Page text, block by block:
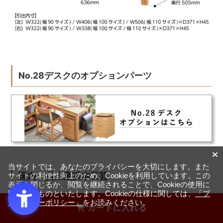
カートに入れる
No.28デスクのオプションパーツ
国内一貫生産浜本工芸
当サイトでは、あなたのプライバシーを大切にします。また
サイトの利便性向上のため、Cookieを利用しています。この
表示を閉じるか、閲覧を継続されることで、Cookieの使用に
同意するものといたします。Cookieの仕様に関しては、「プ
ライバシーポリシー」をお読みください。